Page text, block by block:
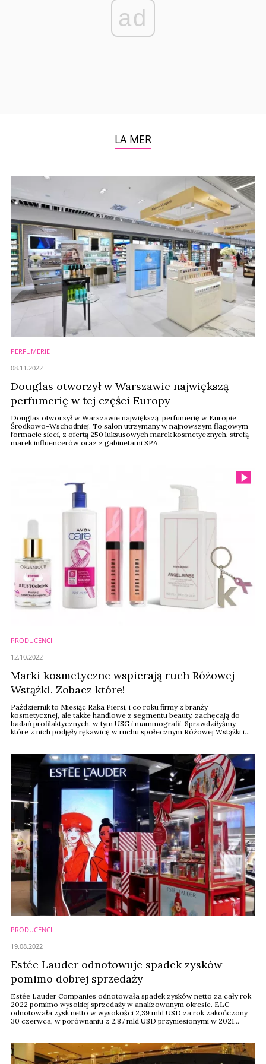
ad
LA MER
PERFUMERIE
Douglas otworzył w Warszawie największą
perfumerię w tej części Europy
Douglas otworzył w Warszawie największą perfumerię w Europie
Środkowo-Wschodniej. To salon utrzymany w najnowszym flagowym
formacie sieci, z ofertą 250 luksusowych marek kosmetycznych, strefą
marek influencerów oraz z gabinetami SPA.
08.11.2022
PRODUCENCI
Marki kosmetyczne wspierają ruch Różowej
Wstążki. Zobacz które!
Październik to Miesiąc Raka Piersi, i co roku firmy z branży
kosmetycznej, ale także handlowe z segmentu beauty, zachęcają do
badań profilaktycznych, w tym USG i mammografii. Sprawdziłyśmy,
które z nich podjęły rękawicę w ruchu społecznym Różowej Wstążki i
12.10.2022
PRODUCENCI
Estée Lauder odnotowuje spadek zysków
pomimo dobrej sprzedaży
Estée Lauder Companies odnotowała spadek zysków netto za cały rok
2022 pomimo wysokiej sprzedaży w analizowanym okresie. ELC
odnotowała zysk netto w wysokości 2,39 mld USD za rok zakończony
30 czerwca, w porównaniu z 2,87 mld USD przyniesionymi w 2021
odnotowanych rok wcześniej.
19.08.2022